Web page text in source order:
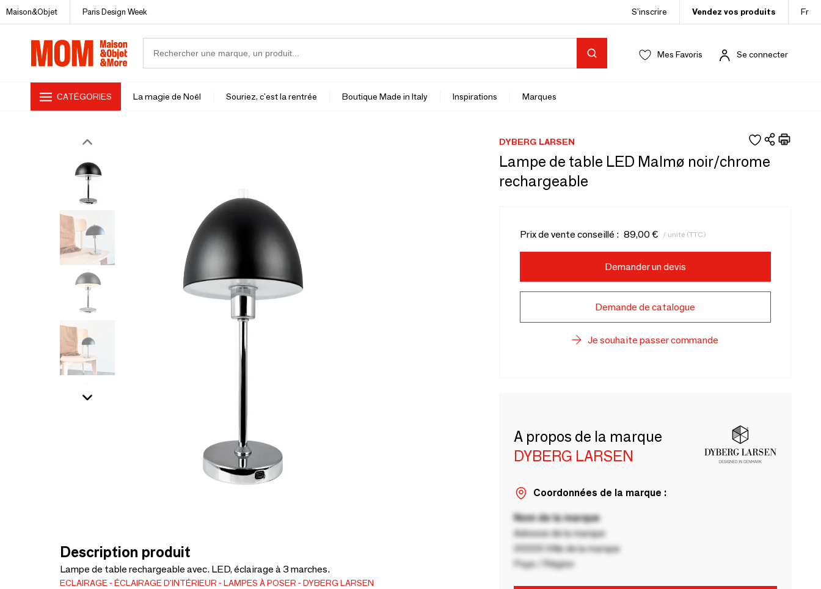
Maison&Objet Paris Design Week S’inscrire Vendez vos produits Fr
Mes Favoris Se connecter
CATÉGORIES La magie de Noël Souriez, c'est la rentrée Boutique Made in Italy Inspirations Marques
Description produit
Lampe de table rechargeable avec. LED, éclairage à 3 marches.
ECLAIRAGE ÉCLAIRAGE D'INTÉRIEUR LAMPES À POSER DYBERG LARSEN
DYBERG LARSEN
Lampe de table LED Malmø noir/chrome
rechargeable
Prix de vente conseillé : 89,00 € / unité (TTC)
Demander un devis
Demande de catalogue
Je souhaite passer commande
A propos de la marque
DYBERG LARSEN
Coordonnées de la marque :
Nom de la marque
Adresse de la marque
00000 Ville de la marque
Pays / Région